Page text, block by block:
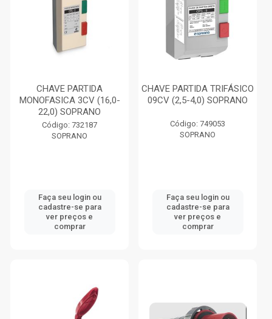
CHAVE PARTIDA
MONOFASICA 3CV (16,0-
22,0) SOPRANO
Código: 732187
SOPRANO
Faça seu login ou
cadastre-se para
ver preços e
comprar
CHAVE PARTIDA TRIFÁSICO
09CV (2,5-4,0) SOPRANO
Código: 749053
SOPRANO
Faça seu login ou
cadastre-se para
ver preços e
comprar